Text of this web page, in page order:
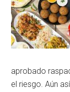
aprobado
el riesgo. Aún